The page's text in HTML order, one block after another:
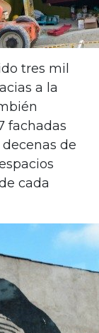
tres mil
a la
fachadas
de
cada